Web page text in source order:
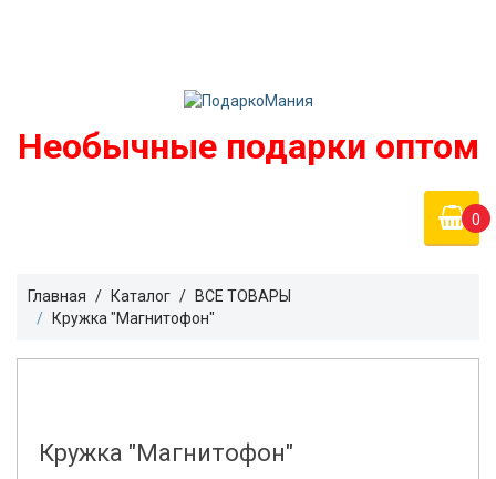
Необычные подарки оптом
0
Главная Каталог
ВСЕ ТОВАРЫ
Кружка "Магнитофон"
Кружка "Магнитофон"